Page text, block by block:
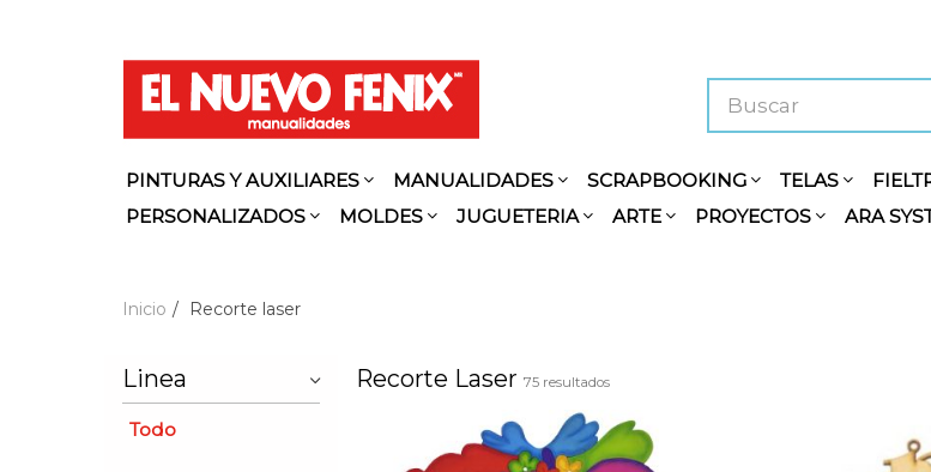
PINTURAS Y AUXILIARES MANUALIDADES SCRAPBOOKING TELAS
PERSONALIZADOS
MOLDES JUGUETERIA ARTE PROYECTOS ARA
Inicio Recorte laser
Linea
Todo
Recorte Laser 75 resultados